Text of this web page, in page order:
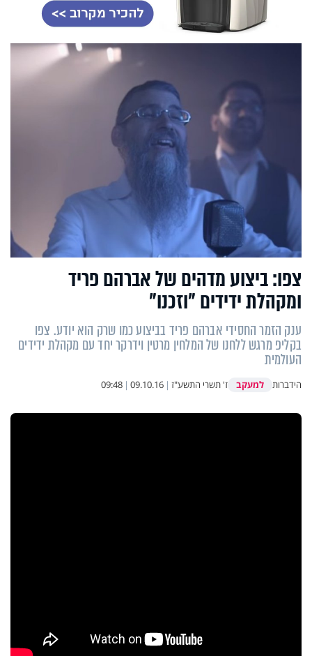
צפו: ביצוע מדהים של אברהם פריד
ומקהלת ידידים "וזכנו"
ענק הזמר החסידי אברהם פריד בביצוע כמו שרק הוא יודע. צפו
בקליפ מרגש ללחנו של המלחין מרטין וידרקר יחד עם מקהלת ידידים
העולמית
הידברות למעקב ז' תשרי התשע"ז |
09.10.16
|
09:48